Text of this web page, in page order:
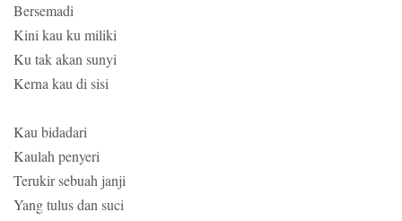
Bersemadi
Kini kau ku miliki
Ku tak akan sunyi
Kerna kau di sisi
Kau bidadari
Kaulah penyeri
Terukir sebuah janji
Yang tulus dan suci